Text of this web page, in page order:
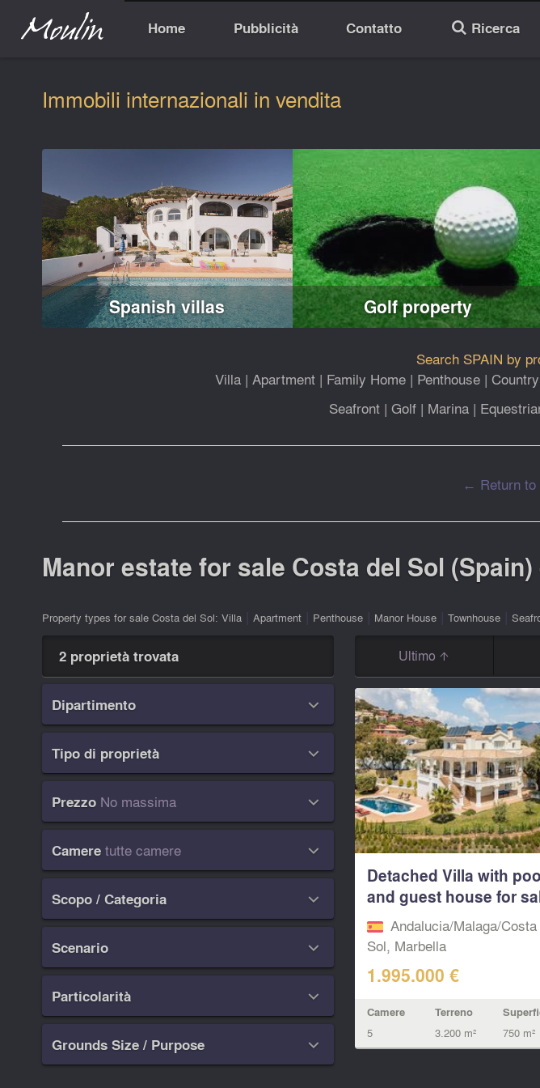
Home Pubblicità Contatto 🔎 Ricerca
Immobili internazionali in vendita
Spanish villas Golf property
Search SPAIN by
Villa | Apartment | Family Home | Penthouse |
Seafront| Golf| Marina|
← Return to
Manor estate for sale Costa del Sol
Property types for sale Costa del Sol: Villa| Apartment| Penthouse| Manor House| Townhouse|
2 proprietà trovata
Dipartimento 
Tipo di proprietà 
Prezzo No massima 
Camere tutte camere 
Scopo / Categoria 
Scenario 
Particolarità 
Grounds Size / Purpose 
Ultimo
Detached Villa with
and guest house for
in... Andalucia/Malaga/Costa
Sol, Marbella
1.995.000 €
Camere
5
Terreno
3.200 m² 750 m²